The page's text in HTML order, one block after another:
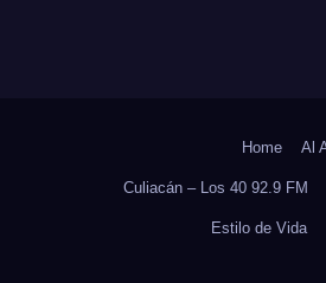
Home Al
Culiacán – Los 40 92.9 FM
Estilo de Vida